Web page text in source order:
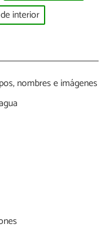
interior
nombres e imágenes